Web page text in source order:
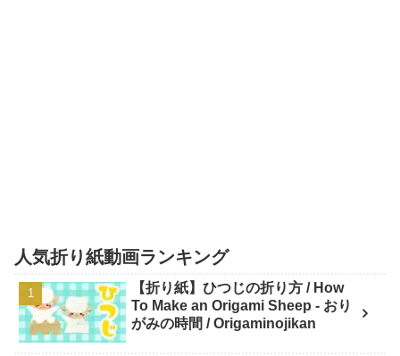
人気折り紙動画ランキング
【折り紙】ひつじの折り方 / How
To Make an Origami Sheep - おり
がみの時間 / Origaminojikan